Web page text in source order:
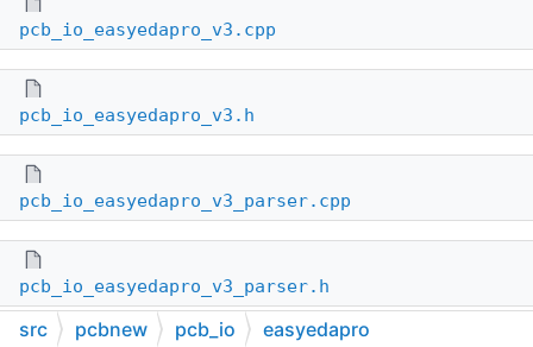
pcb_io_easyedapro_v3.cpp
pcb_io_easyedapro_v3.h
pcb_io_easyedapro_v3_parser.cpp
pcb_io_easyedapro_v3_parser.h
src pcbnew pcb_io easyedapro